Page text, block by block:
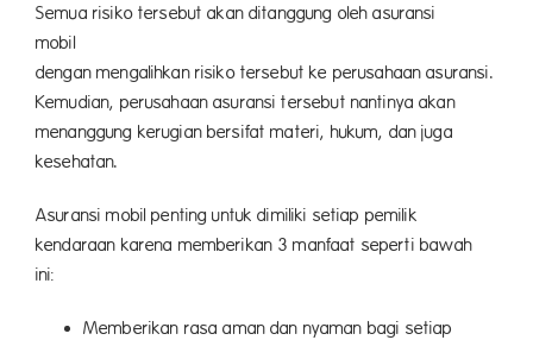
Semua risiko tersebut akan ditanggung oleh asuransi
dengan mengalihkan risiko tersebut ke perusahaan asuransi.
Kemudian, perusahaan asuransi tersebut nantinya akan
menanggung kerugian bersifat materi, hukum, dan juga
kesehatan.
Asuransi mobil penting untuk dimiliki setiap pemilik
kendaraan karena memberikan 3 manfaat seperti bawah
ini:
Memberikan rasa aman dan nyaman bagi setiap